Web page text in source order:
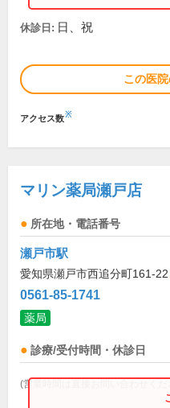
休診日: 日、祝
この医
アクセス数※
マリン薬局瀬戸店
所在地・電話番号
瀬戸市駅
愛知県瀬戸市西追分町161-22
0561-85-1741
薬局
診療/受付時間・休診日
(営業時間は直接お問い合わせくだ